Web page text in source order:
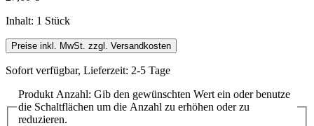
Inhalt: 1 Stück
Preise inkl. MwSt. zzgl. Versandkosten
Sofort verfügbar, Lieferzeit: 2-5 Tage
Produkt Anzahl: Gib den gewünschten Wert ein oder benutze
die Schaltflächen um die Anzahl zu erhöhen oder zu
reduzieren.